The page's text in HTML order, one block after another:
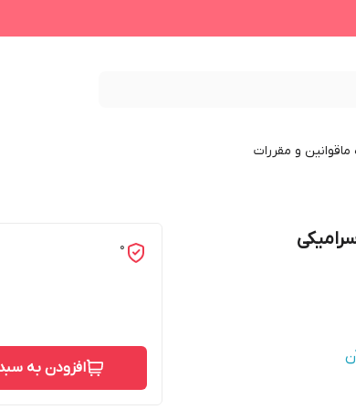
ماقوانین و مقررات
0
افزودن به